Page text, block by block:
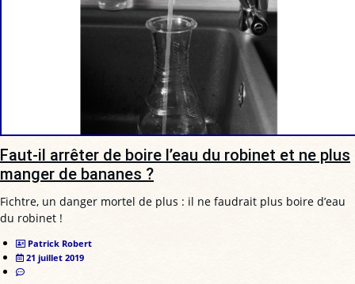
Faut-il arrêter de boire l’eau du robinet et ne plus
manger de bananes ?
Fichtre, un danger mortel de plus : il ne faudrait plus boire d’eau
du robinet !
Patrick Robert
21 juillet 2019